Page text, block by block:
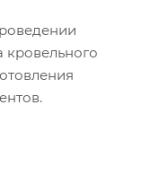
кровельного